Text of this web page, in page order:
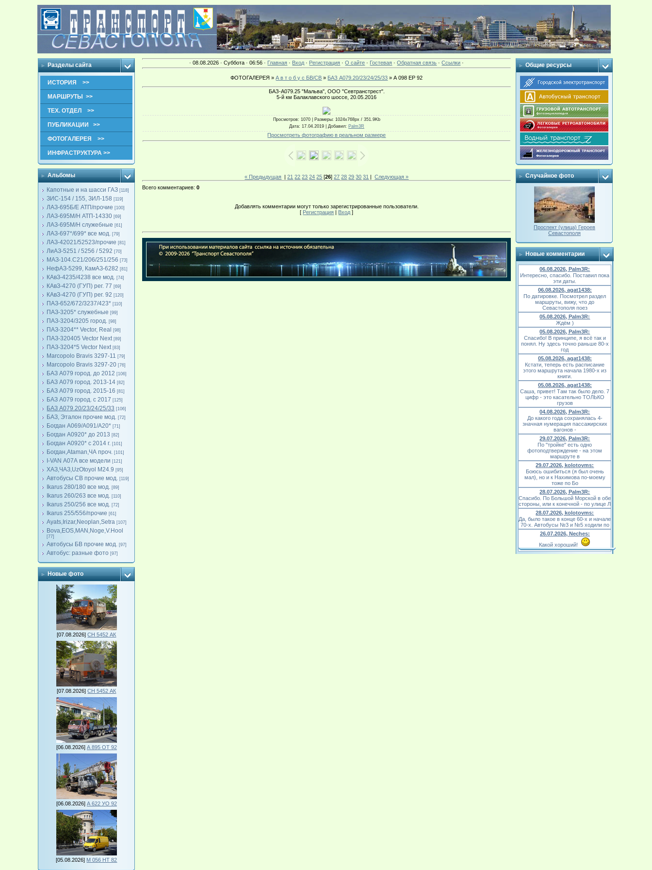
Разделы сайта
ИСТОРИЯ >>
МАРШРУТЫ >>
ТЕХ. ОТДЕЛ >>
ПУБЛИКАЦИИ >>
ФОТОГАЛЕРЕЯ >>
ИНФРАСТРУКТУРА >>
Альбомы
Капотные и на шасси ГАЗ [118]
ЗИС-154 / 155, ЗИЛ-158 [119]
ЛАЗ-695Б/Е АТП/прочие [100]
ЛАЗ-695М/Н АТП-14330 [69]
ЛАЗ-695М/Н служебные [61]
ЛАЗ-697*/699* все мод. [79]
ЛАЗ-42021/52523/прочие [81]
ЛиАЗ-5251 / 5256 / 5292 [70]
МАЗ-104.C21/206/251/256 [73]
НефАЗ-5299, КамАЗ-6282 [81]
КАвЗ-4235/4238 все мод. [74]
КАвЗ-4270 (ГУП) рег. 77 [69]
КАвЗ-4270 (ГУП) рег. 92 [120]
ПАЗ-652/672/3237/423* [110]
ПАЗ-3205* служебные [99]
ПАЗ-3204/3205 город. [98]
ПАЗ-3204** Vector, Real [98]
ПАЗ-320405 Vector Next [89]
ПАЗ-3204*5 Vector Next [83]
Marcopolo Bravis 3297-11 [79]
Marcopolo Bravis 3297-20 [76]
БАЗ А079 город. до 2012 [106]
БАЗ А079 город. 2013-14 [82]
БАЗ А079 город. 2015-16 [81]
БАЗ А079 город. с 2017 [125]
БАЗ А079.20/23/24/25/33 [106]
БАЗ, Эталон прочие мод. [72]
Богдан А069/А091/А20* [71]
Богдан А0920* до 2013 [82]
Богдан А0920* с 2014 г. [101]
Богдан,Ataman,ЧА проч. [101]
I-VAN А07А все модели [121]
ХАЗ,ЧАЗ,UzOtoyol M24.9 [95]
Автобусы СВ прочие мод. [119]
Ikarus 280/180 все мод. [89]
Ikarus 260/263 все мод. [110]
Ikarus 250/256 все мод. [72]
Ikarus 255/556/прочие [61]
Ayats,Irizar,Neoplan,Setra [107]
Bova,EOS,MAN,Noge,V.Hool
[77]
Автобусы БВ прочие мод. [97]
Автобус: разные фото [97]
Новые фото
[07.08.2026]СН 5452 АК
[07.08.2026]СН 5452 АК
[06.08.2026] А 895 ОТ 92
[06.08.2026] А 622 УО 92
[05.08.2026] М 056 НТ 82
· 08.08.2026 · Суббота · 06:56 · Главная · Вход · Регистрация ·О сайте · Гостевая ·Обратная связь ·Ссылки ·
ФОТОГАЛЕРЕЯ »А в т о б у с БВ/СВ » БАЗ А079.20/23/24/25/33 » А 098 ЕР 92
БАЗ-А079.25 "Мальва", ООО "Севтранстрест".
5-й км Балаклавского шоссе, 20.05.2016
Просмотров: 1070 | Размеры: 1024x768px / 351.9Kb
Дата: 17.04.2019 | Добавил: Palm3R
Просмотреть фотографию в реальном размере
« Предыдущая |21 22 23 24 25 [26]27 28 29 30 31 |Следующая »
Всего комментариев:0
Добавлять комментарии могут только зарегистрированные пользователи.
[ Регистрация | Вход ]
Общие ресурсы
Случайное фото
Проспект (улица) Героев
Севастополя
Новые комментарии
06.08.2026, Palm3R:
Интересно, спасибо. Поставил пока
эти даты.
06.08.2026, agat1438:
По датировке. Посмотрел раздел
маршруты, вижу, что до
Севастополя поез
05.08.2026, Palm3R:
Ждём )
05.08.2026, Palm3R:
Спасибо! В принципе, я всё так и
понял. Ну здесь точно раньше 80-х
год
05.08.2026, agat1438:
Кстати, теперь есть расписание
этого маршрута начала 1980-х из
книги.
05.08.2026, agat1438:
Саша, привет! Там так было дело. 7
цифр - это касательно ТОЛЬКО
грузов
04.08.2026, Palm3R:
До какого года сохранялась 4-
значная нумерация пассажирских
вагонов -
29.07.2026, Palm3R:
По "тройке" есть одно
фотоподтверждение - на этом
маршруте в
29.07.2026, kolotovms:
Боюсь ошибиться (я был очень
мал), но и к Нахимова по-моему
тоже по Бо
28.07.2026, Palm3R:
Спасибо. По Большой Морской в обе
стороны, или к конечной - по улице Л
28.07.2026, kolotovms:
Да, было такое в конце 60-х и начале
70-х. Автобусы №3 и №5 ходили по
26.07.2026, Neches:
Какой хороший!